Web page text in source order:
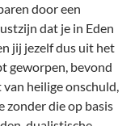
door een
dat je in Eden
jij jezelf dus uit het
geworpen, bevond
heilige onschuld,
die op basis